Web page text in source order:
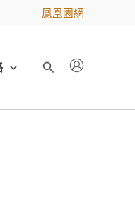
鳳凰園網
搜